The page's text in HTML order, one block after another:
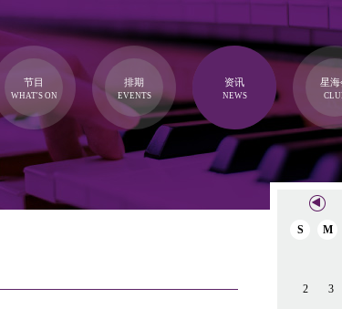
节目
WHAT'S ON
排期
EVENTS
资讯
NEWS
星海
S M
2 3